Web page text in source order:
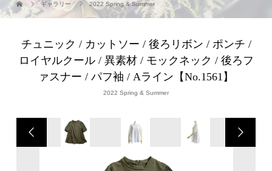
ギャラリー 2022 Spring & Summer
チュニック / カットソー / 後ろリボン / ポンチ /
ロイヤルクール / 異素材 / モックネック / 後ろフ
ァスナー / パフ袖 / Aライン【No.1561】
2022 Spring & Summer